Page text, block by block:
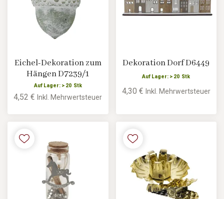
Eichel-Dekoration zum
Hängen D7239/1
Auf Lager: > 20 Stk
4,52 €Inkl. Mehrwertsteuer
Dekoration Dorf D6449
Auf Lager: > 20 Stk
4,30 € Inkl. Mehrwertsteuer